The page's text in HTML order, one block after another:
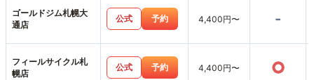
ゴールドジム札幌大
通店
公式 予約 4,400円〜 -
フィールサイクル札
幌店
公式 予約 4,400円〜 ○